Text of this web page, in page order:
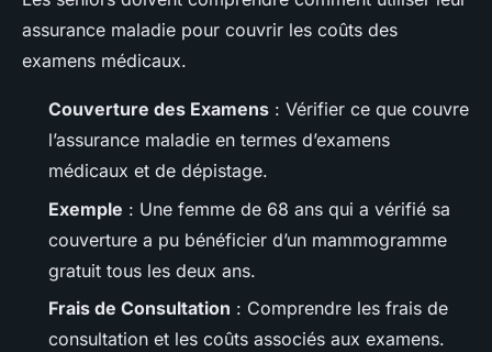
assurance maladie pour couvrir les coûts des
examens médicaux.
Couverture des Examens : Vérifier ce que couvre
l’assurance maladie en termes d’examens
médicaux et de dépistage.
Exemple : Une femme de 68 ans qui a vérifié sa
couverture a pu bénéficier d’un mammogramme
gratuit tous les deux ans.
Frais de Consultation : Comprendre les frais de
consultation et les coûts associés aux examens.